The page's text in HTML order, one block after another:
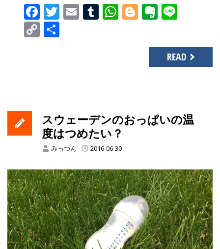
Facebook
Twitter
EmailTumblr
WhatsApp
Blogger
Copy
READ
スウェーデンのおっぱいの温
度はつめたい？
みっつん 2016-06-30